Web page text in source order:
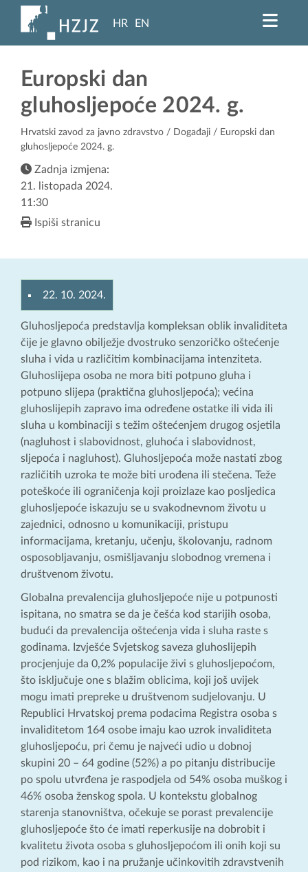
HR EN
Europski dan
gluhosljepoće 2024. g.
Hrvatski zavod za javno zdravstvo / Događaji / Europski dan
gluhosljepoće 2024. g.
Zadnja izmjena:
21. listopada 2024.
11:30
Ispiši stranicu
22. 10. 2024.
Gluhosljepoća predstavlja kompleksan oblik invaliditeta
čije je glavno obilježje dvostruko senzoričko oštećenje
sluha i vida u različitim kombinacijama intenziteta.
Gluhoslijepa osoba ne mora biti potpuno gluha i
potpuno slijepa (praktična gluhosljepoća); većina
gluhoslijepih zapravo ima određene ostatke ili vida ili
sluha u kombinaciji s težim oštećenjem drugog osjetila
(nagluhost i slabovidnost, gluhoća i slabovidnost,
sljepoća i nagluhost). Gluhosljepoća može nastati zbog
različitih uzroka te može biti urođena ili stečena. Teže
poteškoće ili ograničenja koji proizlaze kao posljedica
gluhosljepoće iskazuju se u svakodnevnom životu u
zajednici, odnosno u komunikaciji, pristupu
informacijama, kretanju, učenju, školovanju, radnom
osposobljavanju, osmišljavanju slobodnog vremena i
društvenom životu.
Globalna prevalencija gluhosljepoće nije u potpunosti
ispitana, no smatra se da je češća kod starijih osoba,
budući da prevalencija oštećenja vida i sluha raste s
godinama. Izvješće Svjetskog saveza gluhoslijepih
procjenjuje da 0,2% populacije živi s gluhosljepoćom,
što isključuje one s blažim oblicima, koji još uvijek
mogu imati prepreke u društvenom sudjelovanju. U
Republici Hrvatskoj prema podacima Registra osoba s
invaliditetom 164 osobe imaju kao uzrok invaliditeta
gluhosljepoću, pri čemu je najveći udio u dobnoj
skupini 20 – 64 godine (52%) a po pitanju distribucije
po spolu utvrđena je raspodjela od 54% osoba muškog i
46% osoba ženskog spola. U kontekstu globalnog
starenja stanovništva, očekuje se porast prevalencije
gluhosljepoće što će imati reperkusije na dobrobit i
kvalitetu života osoba s gluhosljepoćom ili onih koji su
pod rizikom, kao i na pružanje učinkovitih zdravstvenih